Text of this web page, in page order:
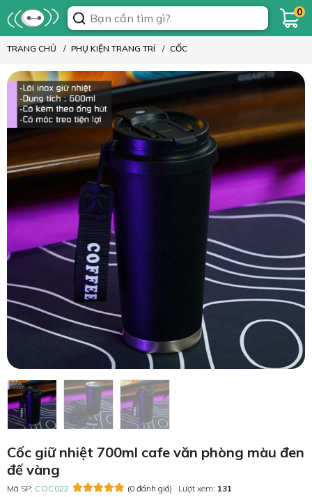
0
TRANG CHỦ PHỤ KIỆN TRANG TRÍ CỐC
Cốc giữ nhiệt 700ml cafe văn phòng màu đen
đế vàng
Mã SP: COC022 (0 đánh giá) Lượt xem: 131